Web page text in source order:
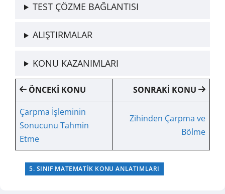
TEST ÇÖZME BAĞLANTISI
ALIŞTIRMALAR
KONU KAZANIMLARI
ÖNCEKİ KONU
SONRAKİ KONU
Çarpma İşleminin
Sonucunu Tahmin
Etme
Zihinden Çarpma ve
Bölme
5. SINIF MATEMATIK KONU ANLATIMLARI